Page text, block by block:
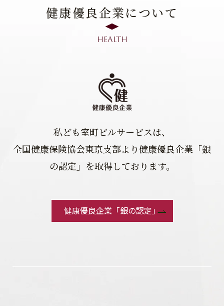
健康優良企業について
health
私ども室町ビルサービスは、
全国健康保険協会東京支部より健康優良企業「銀
の認定」を取得しております。
健康優良企業「銀の認定」